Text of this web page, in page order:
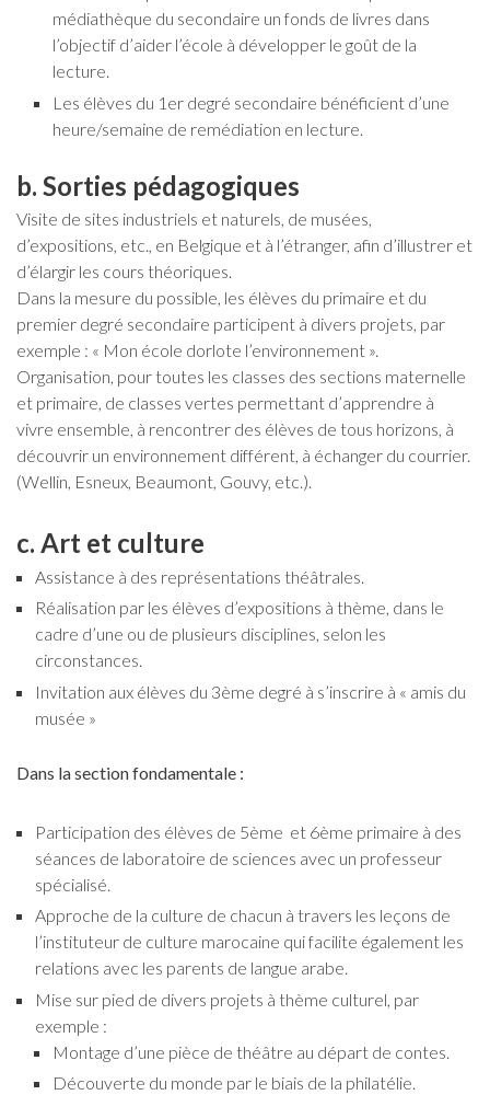
médiathèque du secondaire un fonds de livres dans
l’objectif d’aider l’école à développer le goût de la
lecture.
Les élèves du 1er degré secondaire bénéficient d’une
heure/semaine de remédiation en lecture.
b. Sorties pédagogiques
Visite de sites industriels et naturels, de musées,
d’expositions, etc., en Belgique et à l’étranger, afin d’illustrer et
d’élargir les cours théoriques.
Dans la mesure du possible, les élèves du primaire et du
premier degré secondaire participent à divers projets, par
exemple : « Mon école dorlote l’environnement ».
Organisation, pour toutes les classes des sections maternelle
et primaire, de classes vertes permettant d’apprendre à
vivre ensemble, à rencontrer des élèves de tous horizons, à
découvrir un environnement différent, à échanger du courrier.
(Wellin, Esneux, Beaumont, Gouvy, etc.).
c. Art et culture
Assistance à des représentations théâtrales.
Réalisation par les élèves d’expositions à thème, dans le
cadre d’une ou de plusieurs disciplines, selon les
circonstances.
Invitation aux élèves du 3ème degré à s’inscrire à « amis du
musée »
Dans la section fondamentale :
Participation des élèves de 5ème et 6ème primaire à des
séances de laboratoire de sciences avec un professeur
spécialisé.
Approche de la culture de chacun à travers les leçons de
l’instituteur de culture marocaine qui facilite également les
relations avec les parents de langue arabe.
Mise sur pied de divers projets à thème culturel, par
exemple :
Montage d’une pièce de théâtre au départ de contes.
Découverte du monde par le biais de la philatélie.